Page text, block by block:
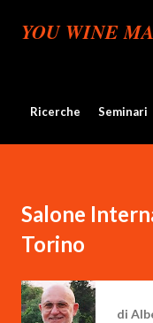
YOU WINE
Ricerche Seminari
Salone
Torino
di